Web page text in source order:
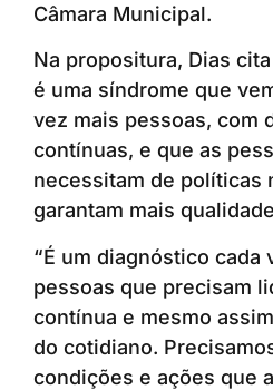
Câmara Municipal.
Na propositura, Dias
é uma síndrome que
vez mais pessoas, com
contínuas, e que as
necessitam de políticas
garantam mais
“É um diagnóstico cada
pessoas que precisam
contínua e mesmo
do cotidiano.
condições e ações que